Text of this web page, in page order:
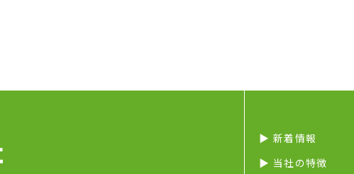
▶︎ 新着情報
▶︎ 当社の特徴